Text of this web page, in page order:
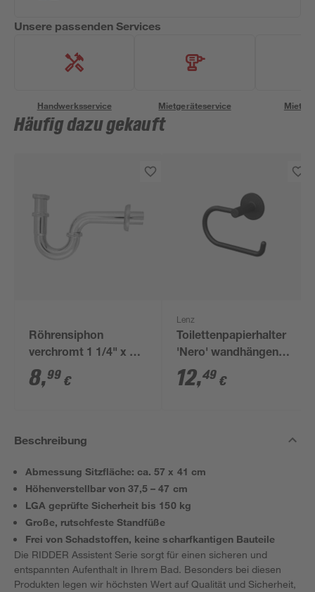
Unsere passenden Services
Handwerksservice Mietgeräteservice
Häufig dazu gekauft
Röhrensiphon
verchromt 1 1/4" x 32
mm
8,99 €
Lenz
Toilettenpapierhalter
'Nero' wandhängend
schwarz
12,49 €
Beschreibung
Abmessung Sitzfläche: ca. 57 x 41 cm
Höhenverstellbar von 37,5 – 47 cm
LGA geprüfte Sicherheit bis 150 kg
Große, rutschfeste Standfüße
Frei von Schadstoffen, keine scharfkantigen Bauteile
Die RIDDER Assistent Serie sorgt für einen sicheren und
entspannten Aufenthalt in Ihrem Bad. Besonders bei diesen
Produkten legen wir höchsten Wert auf Qualität und Sicherheit,